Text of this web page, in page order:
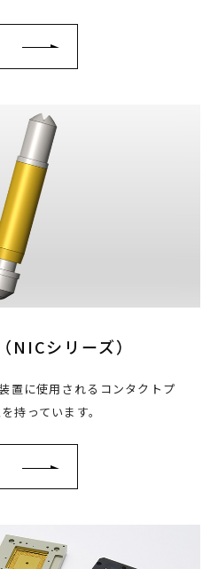
NICシリーズ）
置に使用されるコンタクトプ
持っています。